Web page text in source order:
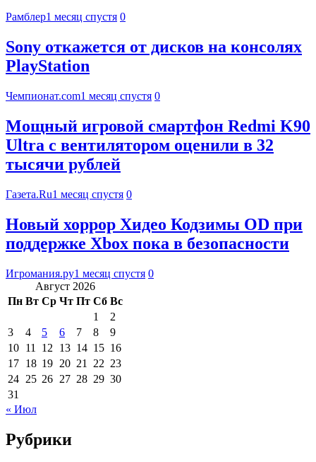
Рамблер1 месяц спустя 0
Sony откажется от дисков на консолях
PlayStation
Чемпионат.com1 месяц спустя 0
Мощный игровой смартфон Redmi K90
Ultra с вентилятором оценили в 32
тысячи рублей
Газета.Ru1 месяц спустя 0
Новый хоррор Хидео Кодзимы OD при
поддержке Xbox пока в безопасности
Игромания.ру1 месяц спустя 0
Август 2026
Пн Вт Ср Чт Пт Сб Вс
1
2
3
4 5 6 7 8
9
10 11 12 13 14 15 16
17 18 19 20 21 22 23
24 25 26 27 28 29 30
31
« Июл
Рубрики